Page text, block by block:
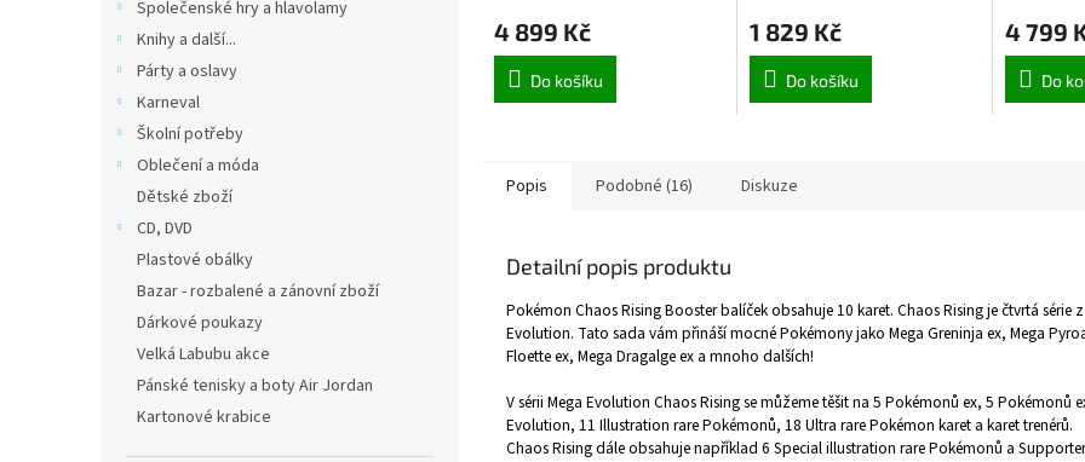
Společenské hry a hlavolamy
Knihy a další...
Párty a oslavy
Karneval
Školní potřeby
Oblečení a móda
Dětské zboží
CD, DVD
Plastové obálky
Bazar - rozbalené a zánovní zboží
Dárkové poukazy
Velká Labubu akce
Pánské tenisky a boty Air Jordan
Kartonové krabice
4 899 Kč
Do košíku
1 829 Kč
Do košíku
4 799
Do
Popis Podobné (16) Diskuze
Detailní popis produktu
Pokémon Chaos Rising Booster balíček obsahuje 10 karet. Chaos Rising je čtvrtá série
Evolution. Tato sada vám přináší mocné Pokémony jako Mega Greninja ex, Mega
Floette ex, Mega Dragalge ex a mnoho dalších!
V sérii Mega Evolution Chaos Rising se můžeme těšit na 5 Pokémonů ex, 5 Pokémonů
Evolution, 11 Illustration rare Pokémonů, 18 Ultra rare Pokémon karet a karet trenérů.
Chaos Rising dále obsahuje například 6 Special illustration rare Pokémonů a